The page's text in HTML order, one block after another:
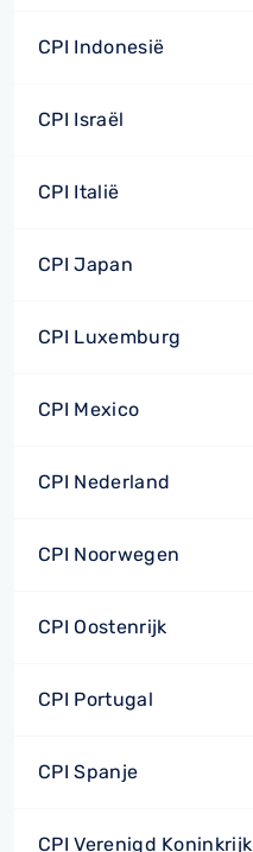
CPI Indonesië
CPI Israël
CPI Italië
CPI Japan
CPI Luxemburg
CPI Mexico
CPI Nederland
CPI Noorwegen
CPI Oostenrijk
CPI Portugal
CPI Spanje
CPI Verenigd Koninkrijk